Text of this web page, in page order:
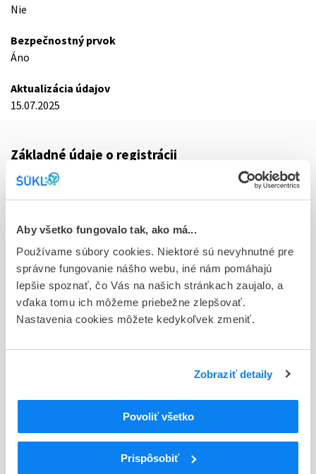
Aby všetko fungovalo tak, ako má...
Používame súbory cookies. Niektoré sú nevyhnutné pre
správne fungovanie nášho webu, iné nám pomáhajú
lepšie spoznať, čo Vás na našich stránkach zaujalo, a
vďaka tomu ich môžeme priebežne zlepšovať.
Nastavenia cookies môžete kedykoľvek zmeniť.
Zobraziť detaily
Povoliť všetko
Prispôsobiť
Nie
Bezpečnostný prvok
Áno
Aktualizácia údajov
15.07.2025
Základné údaje o registrácii
Kód
0562F
Registračné číslo
16/0236/25-S
Doplnok
tbl flm 14x30 mg (blis. Al/Al)
Stav
AS Olpha, Lotyšsko